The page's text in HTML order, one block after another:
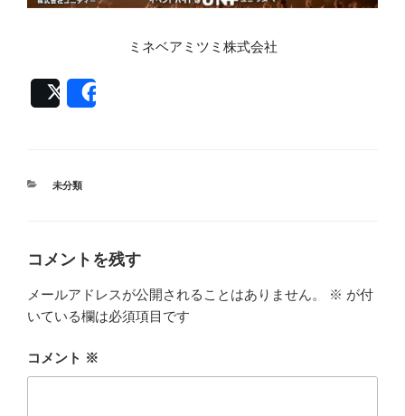
ミネベアミツミ株式会社
Post
カ
未分類
コメントを残す
メールアドレスが公開されることはありません。 ※ が付
いている欄は必須項目です
コメント ※